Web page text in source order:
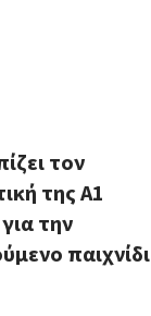
τον
της Α1
την
παιχνίδι